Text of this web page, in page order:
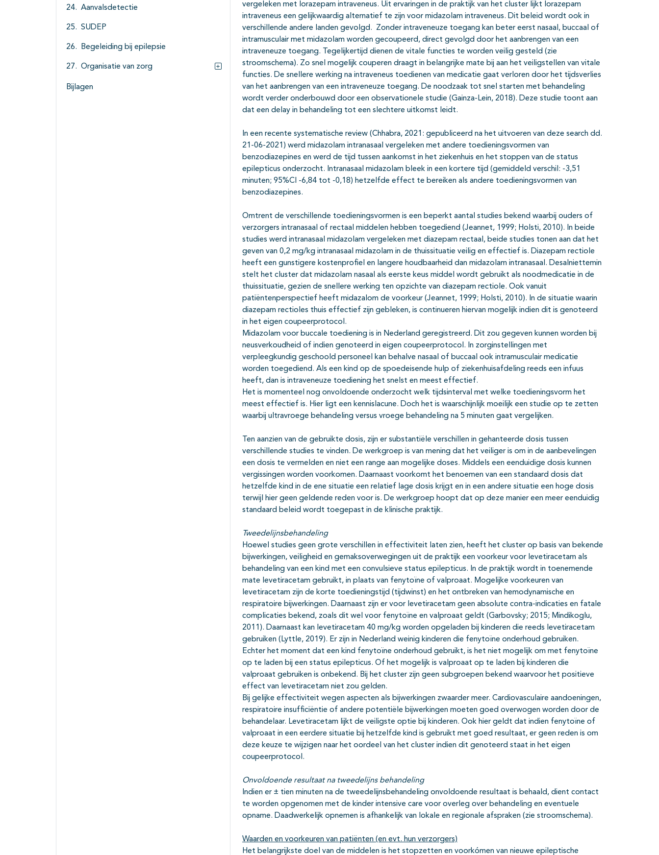
Aanvalsdetectie
SUDEP
Begeleiding bij epilepsie
Organisatie van zorg
Subpagina's open- en dichtklappen
Bijlagen
vergeleken met lorazepam intraveneus. Uit ervaringen in de praktijk van het cluster lijkt lorazepam
intraveneus een gelijkwaardig alternatief te zijn voor midazolam intraveneus. Dit beleid wordt ook in
verschillende andere landen gevolgd. Zonder intraveneuze toegang kan beter eerst nasaal, buccaal of
intramusculair met midazolam worden gecoupeerd, direct gevolgd door het aanbrengen van een
intraveneuze toegang. Tegelijkertijd dienen de vitale functies te worden veilig gesteld (zie
stroomschema). Zo snel mogelijk couperen draagt in belangrijke mate bij aan het veiligstellen van vitale
functies. De snellere werking na intraveneus toedienen van medicatie gaat verloren door het tijdsverlies
van het aanbrengen van een intraveneuze toegang. De noodzaak tot snel starten met behandeling
wordt verder onderbouwd door een observationele studie (Gainza-Lein, 2018). Deze studie toont aan
dat een delay in behandeling tot een slechtere uitkomst leidt.
In een recente systematische review (Chhabra, 2021: gepubliceerd na het uitvoeren van deze search dd.
21-06-2021) werd midazolam intranasaal vergeleken met andere toedieningsvormen van
benzodiazepines en werd de tijd tussen aankomst in het ziekenhuis en het stoppen van de status
epilepticus onderzocht. Intranasaal midazolam bleek in een kortere tijd (gemiddeld verschil: -3,51
minuten; 95%CI -6,84 tot -0,18) hetzelfde effect te bereiken als andere toedieningsvormen van
benzodiazepines.
Omtrent de verschillende toedieningsvormen is een beperkt aantal studies bekend waarbij ouders of
verzorgers intranasaal of rectaal middelen hebben toegediend (Jeannet, 1999; Holsti, 2010). In beide
studies werd intranasaal midazolam vergeleken met diazepam rectaal, beide studies tonen aan dat het
geven van 0,2 mg/kg intranasaal midazolam in de thuissituatie veilig en effectief is. Diazepam rectiole
heeft een gunstigere kostenprofiel en langere houdbaarheid dan midazolam intranasaal. Desalniettemin
stelt het cluster dat midazolam nasaal als eerste keus middel wordt gebruikt als noodmedicatie in de
thuissituatie, gezien de snellere werking ten opzichte van diazepam rectiole. Ook vanuit
patiëntenperspectief heeft midazalom de voorkeur (Jeannet, 1999; Holsti, 2010). In de situatie waarin
diazepam rectioles thuis effectief zijn gebleken, is continueren hiervan mogelijk indien dit is genoteerd
in het eigen coupeerprotocol.
Midazolam voor buccale toediening is in Nederland geregistreerd. Dit zou gegeven kunnen worden bij
neusverkoudheid of indien genoteerd in eigen coupeerprotocol. In zorginstellingen met
verpleegkundig geschoold personeel kan behalve nasaal of buccaal ook intramusculair medicatie
worden toegediend. Als een kind op de spoedeisende hulp of ziekenhuisafdeling reeds een infuus
heeft, dan is intraveneuze toediening het snelst en meest effectief.
Het is momenteel nog onvoldoende onderzocht welk tijdsinterval met welke toedieningsvorm het
meest effectief is. Hier ligt een kennislacune. Doch het is waarschijnlijk moeilijk een studie op te zetten
waarbij ultravroege behandeling versus vroege behandeling na 5 minuten gaat vergelijken.
Ten aanzien van de gebruikte dosis, zijn er substantiële verschillen in gehanteerde dosis tussen
verschillende studies te vinden. De werkgroep is van mening dat het veiliger is om in de aanbevelingen
een dosis te vermelden en niet een range aan mogelijke doses. Middels een eenduidige dosis kunnen
vergissingen worden voorkomen. Daarnaast voorkomt het benoemen van een standaard dosis dat
hetzelfde kind in de ene situatie een relatief lage dosis krijgt en in een andere situatie een hoge dosis
terwijl hier geen geldende reden voor is. De werkgroep hoopt dat op deze manier een meer eenduidig
standaard beleid wordt toegepast in de klinische praktijk.
Tweedelijnsbehandeling
Hoewel studies geen grote verschillen in effectiviteit laten zien, heeft het cluster op basis van bekende
bijwerkingen, veiligheid en gemaksoverwegingen uit de praktijk een voorkeur voor levetiracetam als
behandeling van een kind met een convulsieve status epilepticus. In de praktijk wordt in toenemende
mate levetiracetam gebruikt, in plaats van fenytoïne of valproaat. Mogelijke voorkeuren van
levetiracetam zijn de korte toedieningstijd (tijdwinst) en het ontbreken van hemodynamische en
respiratoire bijwerkingen. Daarnaast zijn er voor levetiracetam geen absolute contra-indicaties en fatale
complicaties bekend, zoals dit wel voor fenytoïne en valproaat geldt (Garbovsky; 2015; Mindikoglu,
2011). Daarnaast kan levetiracetam 40 mg/kg worden opgeladen bij kinderen die reeds levetiracetam
gebruiken (Lyttle, 2019). Er zijn in Nederland weinig kinderen die fenytoïne onderhoud gebruiken.
Echter het moment dat een kind fenytoïne onderhoud gebruikt, is het niet mogelijk om met fenytoïne
op te laden bij een status epilepticus. Of het mogelijk is valproaat op te laden bij kinderen die
valproaat gebruiken is onbekend. Bij het cluster zijn geen subgroepen bekend waarvoor het positieve
effect van levetiracetam niet zou gelden.
Bij gelijke effectiviteit wegen aspecten als bijwerkingen zwaarder meer. Cardiovasculaire aandoeningen,
respiratoire insufficiëntie of andere potentiële bijwerkingen moeten goed overwogen worden door de
behandelaar. Levetiracetam lijkt de veiligste optie bij kinderen. Ook hier geldt dat indien fenytoïne of
valproaat in een eerdere situatie bij hetzelfde kind is gebruikt met goed resultaat, er geen reden is om
deze keuze te wijzigen naar het oordeel van het cluster indien dit genoteerd staat in het eigen
coupeerprotocol.
Onvoldoende resultaat na tweedelijns behandeling
Indien er ± tien minuten na de tweedelijnsbehandeling onvoldoende resultaat is behaald, dient contact
te worden opgenomen met de kinder intensive care voor overleg over behandeling en eventuele
opname. Daadwerkelijk opnemen is afhankelijk van lokale en regionale afspraken (zie stroomschema).
Waarden en voorkeuren van patiënten (en evt. hun verzorgers)
Het belangrijkste doel van de middelen is het stopzetten en voorkómen van nieuwe epileptische